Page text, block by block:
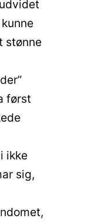
stønne
først
ikke
sig,